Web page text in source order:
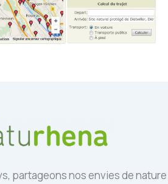
partageons nos envies de nature